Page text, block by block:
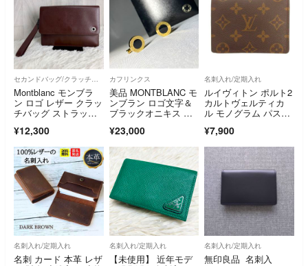
セカンドバッグ/クラッチバッグ
Montblanc モンブラ
ン ロゴ レザー クラッ
チバッグ ストラップ
¥12,300
カフリンクス
美品 MONTBLANC モ
ンブラン ロゴ文字＆
ブラックオニキス ゴ
¥23,000
名刺入れ/定期入れ
ルイヴィトン ポルト2
カルトヴェルティカ
ル モノグラム パスケ
¥7,900
名刺入れ/定期入れ
名刺 カード 本革 レザ
名刺入れ/定期入れ
【未使用】 近年モデ
名刺入れ/定期入れ
無印良品 名刺入